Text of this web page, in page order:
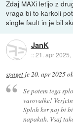
Zdaj MAXi letijo z
vraga bi to karkoli
single fault in je bil
JanK
::21. apr 2025,
spaget je20. apr 2025
Se potem tega
varovalke!
Sploh ker naj bi
napakah. Vsaj